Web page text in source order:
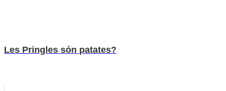
Les Pringles són patates?